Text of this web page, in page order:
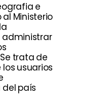
e
Ministerio
trata de
usuarios
país